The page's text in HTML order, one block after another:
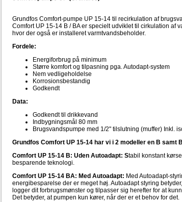
Grundfos Comfort-pumpe UP 15-14 til recirkulation af
Comfort UP 15-14 B / BA er specielt udviklet til cirkulation af
hvor der også er installeret varmtvandsbeholder.
Fordele:
Energiforbrug på minimum
Større komfort og tilpasning pga. Autodapt-system
Nem vedligeholdelse
Korrosionsbestandig
Godkendt
Data:
Godkendt til drikkevand
Indbygningsmål 80 mm
Brugsvandspumpe med 1/2" tilslutning (muffer) Inkl.
Grundfos Comfort UP 15-14 har vi i 2 modeller en B samt
Comfort UP 15-14 B: Uden Autoadapt: Stabil konstant
besparende teknologi.
Comfort UP 15-14 BA: Med Autoadapt: Med Autoadapt-
energibesparelse der er meget høj. Autoadapt styring
logger dit forbrugsmønster og tilpasser sig herefter for at
Det betyder, at pumpen kun kører, når der er et behov for det.